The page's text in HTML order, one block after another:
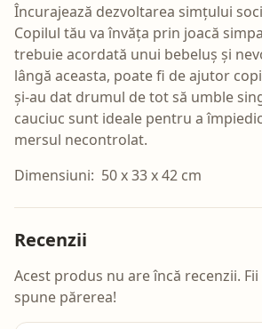
Încurajează dezvoltarea simțului
Copilul tău va învăța prin joacă
trebuie acordată unui bebeluș și
lângă aceasta, poate fi de ajutor
și-au dat drumul de tot să umble
cauciuc sunt ideale pentru a
mersul necontrolat.
Dimensiuni: 50 x 33 x 42 cm
Recenzii
Acest produs nu are încă recenzii.
spune părerea!